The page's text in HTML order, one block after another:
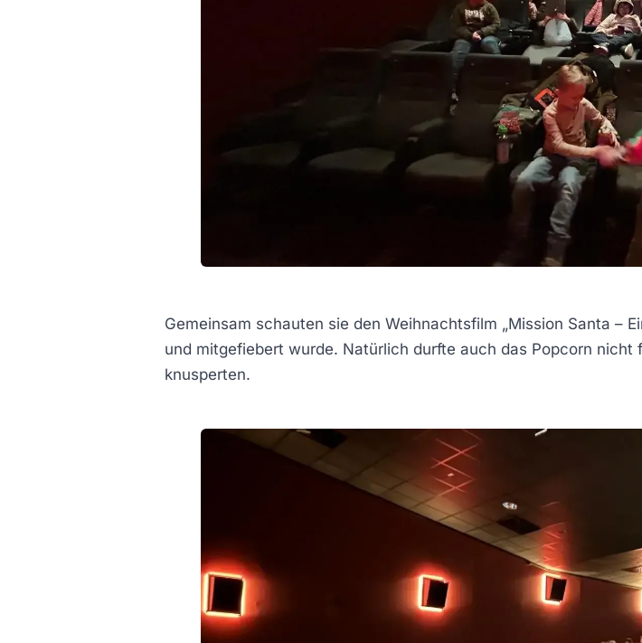
Gemeinsam schauten sie den Weihnachtsfilm „Mission Santa –
und mitgefiebert wurde. Natürlich durfte auch das Popcorn
knusperten.